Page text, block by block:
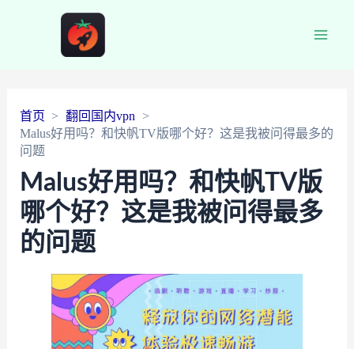
首页
翻回国内vpn
Malus好用吗？和快帆TV版哪个好？这是我被问得最多的
问题
Malus好用吗？和快帆TV版
哪个好？这是我被问得最多
的问题